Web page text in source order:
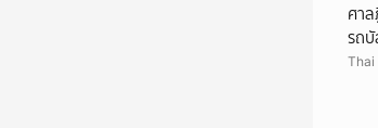
ศา
รถ
Thai